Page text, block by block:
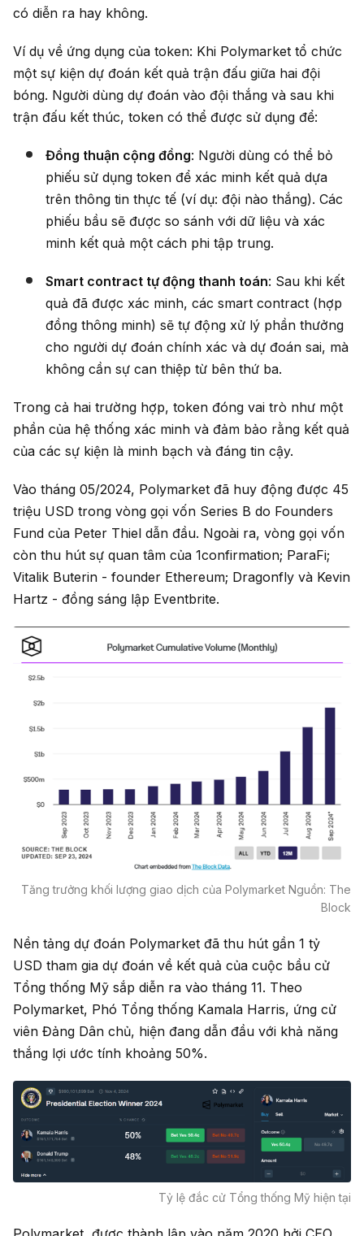
có diễn ra hay không.
Ví dụ về ứng dụng của token: Khi Polymarket tổ chức
một sự kiện dự đoán kết quả trận đấu giữa hai đội
bóng. Người dùng dự đoán vào đội thắng và sau khi
trận đấu kết thúc, token có thể được sử dụng để:
Đồng thuận cộng đồng: Người dùng có thể bỏ
phiếu sử dụng token để xác minh kết quả dựa
trên thông tin thực tế (ví dụ: đội nào thắng). Các
phiếu bầu sẽ được so sánh với dữ liệu và xác
minh kết quả một cách phi tập trung.
Smart contract tự động thanh toán: Sau khi kết
quả đã được xác minh, các smart contract (hợp
đồng thông minh) sẽ tự động xử lý phần thưởng
cho người dự đoán chính xác và dự đoán sai, mà
không cần sự can thiệp từ bên thứ ba.
Trong cả hai trường hợp, token đóng vai trò như một
phần của hệ thống xác minh và đảm bảo rằng kết quả
của các sự kiện là minh bạch và đáng tin cậy.
Vào tháng 05/2024, Polymarket đã huy động được 45
triệu USD trong vòng gọi vốn Series B do Founders
Fund của Peter Thiel dẫn đầu. Ngoài ra, vòng gọi vốn
còn thu hút sự quan tâm của 1confirmation; ParaFi;
Vitalik Buterin - founder Ethereum; Dragonfly và Kevin
Hartz - đồng sáng lập Eventbrite.
Tăng trưởng khối lượng giao dịch của Polymarket Nguồn: The
Block
Nền tảng dự đoán Polymarket đã thu hút gần 1 tỷ
USD tham gia dự đoán về kết quả của cuộc bầu cử
Tổng thống Mỹ sắp diễn ra vào tháng 11. Theo
Polymarket, Phó Tổng thống Kamala Harris, ứng cử
viên Đảng Dân chủ, hiện đang dẫn đầu với khả năng
thắng lợi ước tính khoảng 50%.
Tỷ lệ đắc cử Tổng thống Mỹ hiện tại